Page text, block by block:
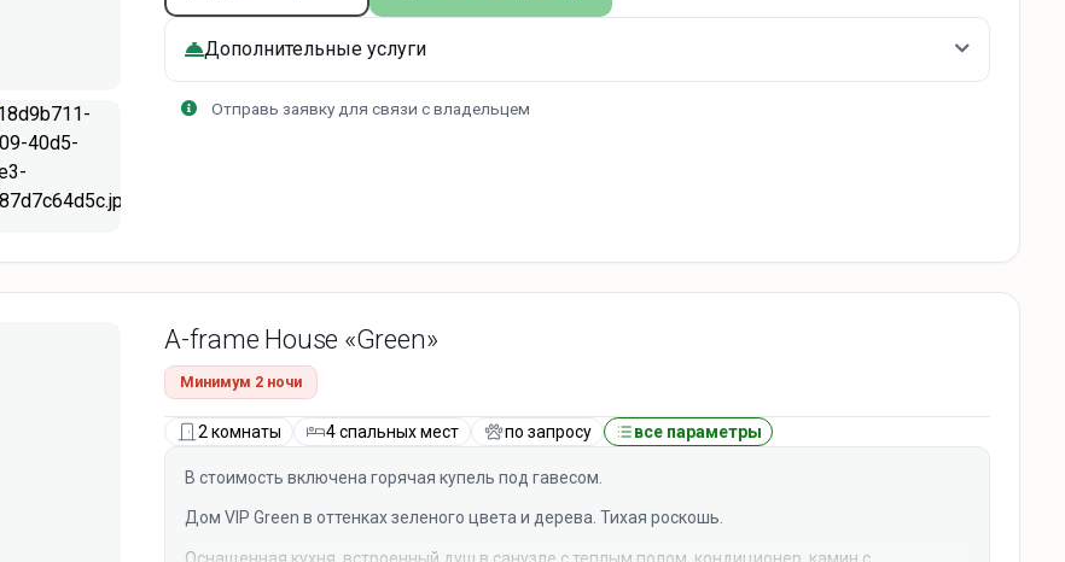
Дополнительные услуги
Отправь заявку для связи с владельцем
A-frame House «Green»
Минимум 2 ночи
2 комнаты 4 спальных мест по запросу все параметры
В стоимость включена горячая купель под гавесом.
Дом VIP Green в оттенках зеленого цвета и дерева. Тихая роскошь.
Оснащенная кухня, встроенный душ в санузле с теплым полом, кондиционер, камин с